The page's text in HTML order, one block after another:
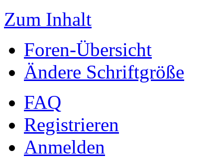
Zum Inhalt
Foren-Übersicht
Ändere Schriftgröße
FAQ
Registrieren
Anmelden